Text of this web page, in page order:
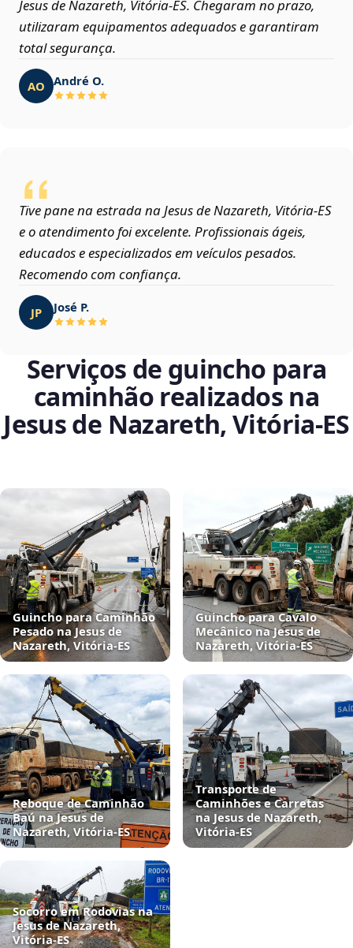
Jesus de Nazareth, Vitória‑ES. Chegaram no prazo,
utilizaram equipamentos adequados e garantiram
total segurança.
AO André O.
Tive pane na estrada na Jesus de Nazareth, Vitória‑ES
e o atendimento foi excelente. Profissionais ágeis,
educados e especializados em veículos pesados.
Recomendo com confiança.
JP José P.
Serviços de guincho para
caminhão realizados na
Jesus de Nazareth, Vitória‑ES
Guincho para Caminhão
Pesado na Jesus de
Nazareth, Vitória‑ES
Guincho para Cavalo
Mecânico na Jesus de
Nazareth, Vitória‑ES
Reboque de Caminhão
Baú na Jesus de
Nazareth, Vitória‑ES
Transporte de
Caminhões e Carretas
na Jesus de Nazareth,
Vitória‑ES
Socorro em Rodovias na
Jesus de Nazareth,
Vitória‑ES